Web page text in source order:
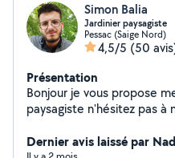
Simon Balia
Jardinier paysagiste
Pessac (Saige Nord)
4,5/5 (50
Présentation
Bonjour je vous propose
paysagiste n'hésitez pas à
Dernier avis laissé par